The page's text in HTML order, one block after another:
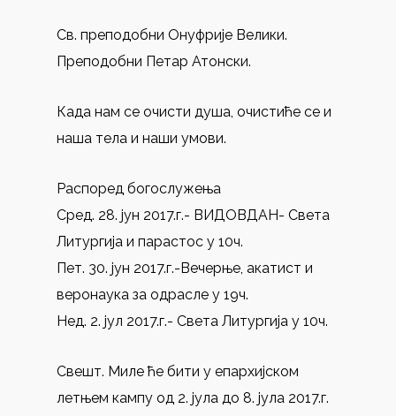
Св. преподобни Онуфрије Велики.
Преподобни Петар Атонски.
Када нам се очисти душа, очистиће се и
наша тела и наши умови.
Распоред богослужења
Сред. 28. јун 2017.г.- ВИДОВДАН- Света
Литургија и парастос у 10ч.
Пет. 30. јун 2017.г.-Вeчерње, акатист и
веронаука за одрасле у 19ч.
Нед. 2. јул 2017.г.- Света Литургија у 10ч.
Свешт. Миле ће бити у епархијском
летњем кампу од 2. јула до 8. јула 2017.г.